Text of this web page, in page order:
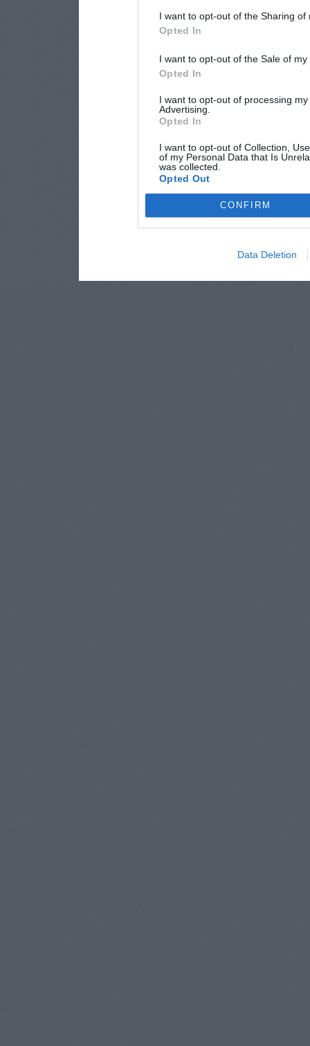
I want to opt-out of the Sharing of
Opted In
I want to opt-out of the Sale of
Opted In
I want to opt-out of processing
Advertising.
Opted In
I want to opt-out of Collection,
of my Personal Data that Is
was collected.
Opted Out
CONFIRM
Data Deletion